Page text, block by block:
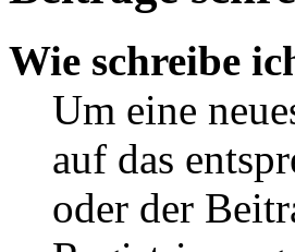
Wie schreibe
Um eine
auf das
oder der